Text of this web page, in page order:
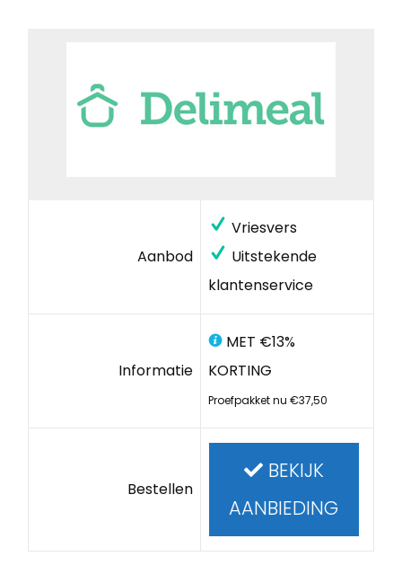
Aanbod
Vriesvers
Uitstekende
klantenservice
Informatie
MET €13%
KORTING
Proefpakket nu €37,50
Bestellen
BEKIJK
AANBIEDING